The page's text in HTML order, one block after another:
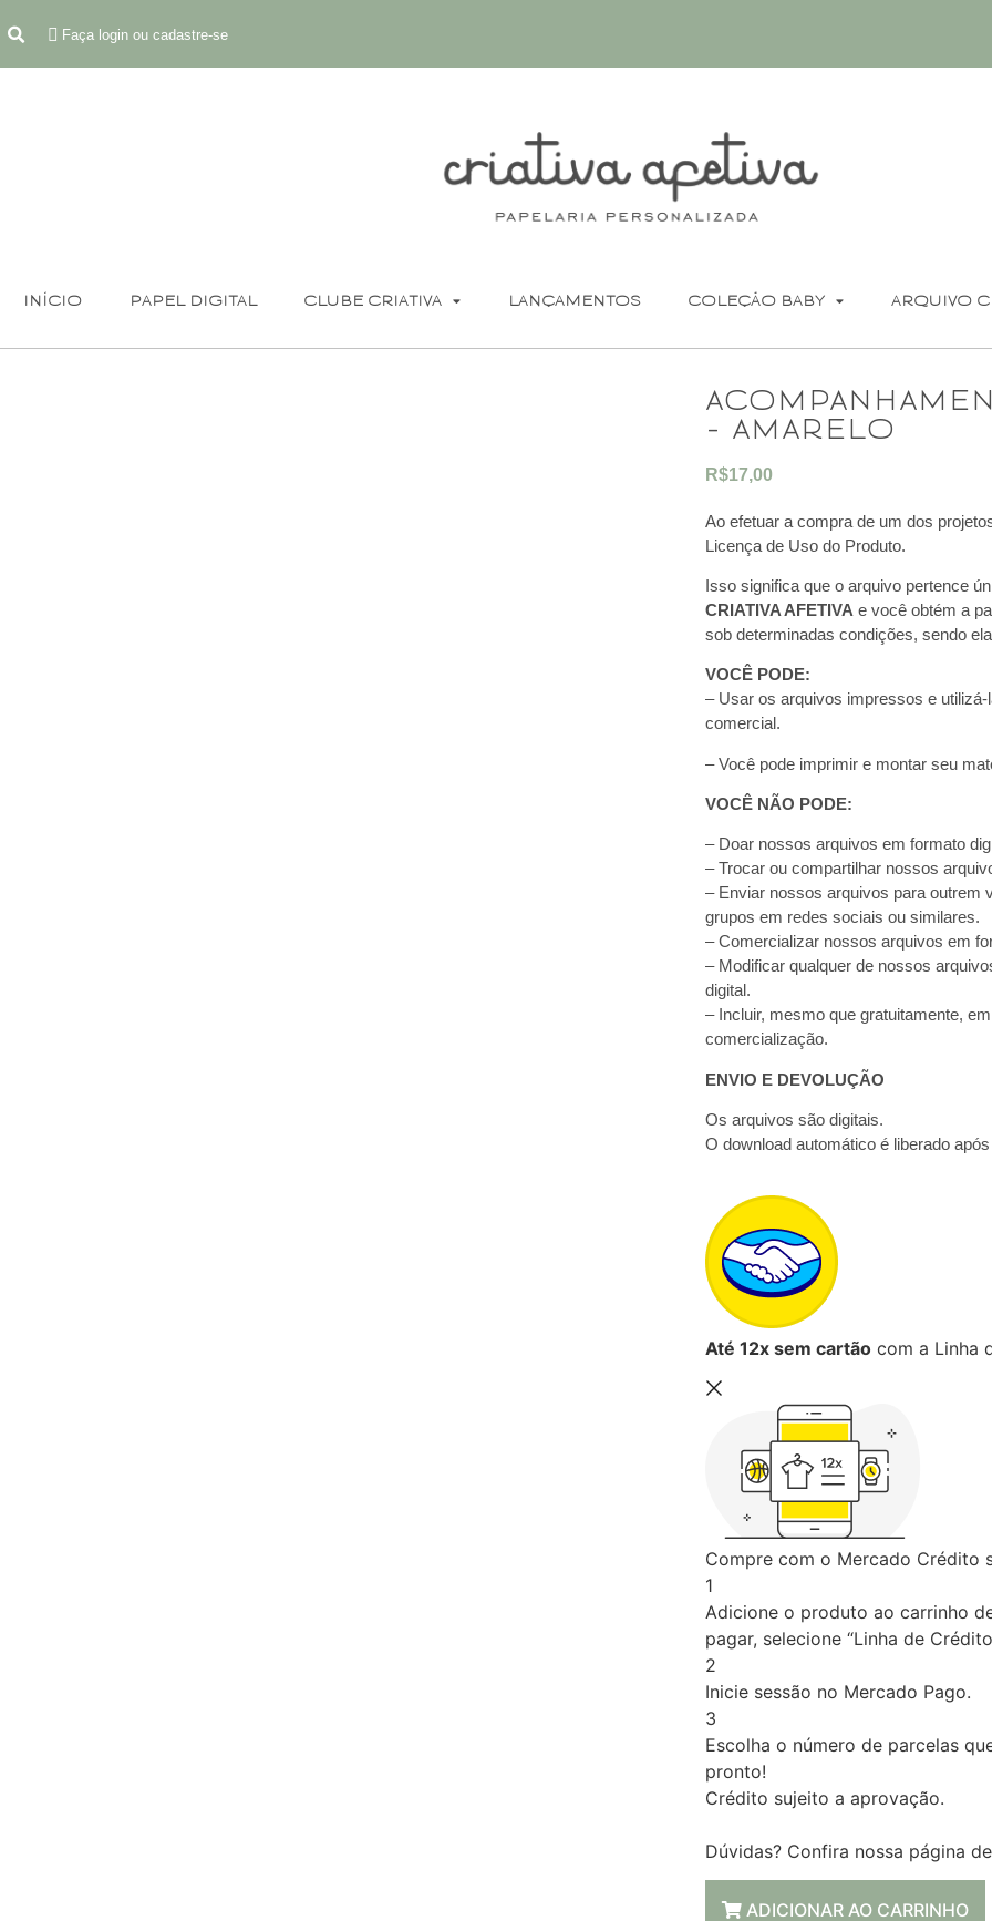
Faça login ou cadastre-se
INÍCIO PAPEL DIGITAL CLUBE CRIATIVA LANÇAMENTOS COLEÇÃO BABY ARQUIVO
– amarelo
R$17,00
Ao efetuar a compra de um dos
Licença de Uso do Produto.
Isso significa que o arquivo pertence
CRIATIVA AFETIVA e você obtém a
sob determinadas condições, sendo
VOCÊ PODE:
– Usar os arquivos impressos e
comercial.
– Você pode imprimir e montar seu
VOCÊ NÃO PODE:
– Doar nossos arquivos em formato
– Trocar ou compartilhar nossos
– Enviar nossos arquivos para outrem
grupos em redes sociais ou similares.
– Comercializar nossos arquivos em
– Modificar qualquer de nossos
digital.
– Incluir, mesmo que gratuitamente,
comercialização.
ENVIO E DEVOLUÇÃO
Os arquivos são digitais.
O download automático é liberado
Até 12x sem cartãocom a Linha
Compre com o Mercado Crédito
1
Adicione o produto ao carrinho
pagar, selecione “Linha de
2
Inicie sessão no Mercado Pago.
3
Escolha o número de parcelas
pronto!
Crédito sujeito a aprovação.
Dúvidas? Confira nossa página de
ADICIONAR AO CARRINHO